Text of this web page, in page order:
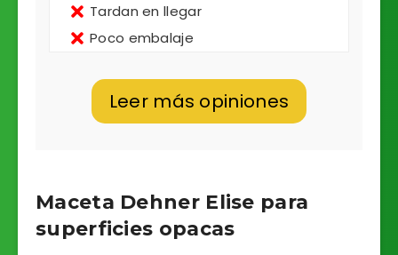
Tardan en llegar
Poco embalaje
Leer más opiniones
Maceta Dehner Elise para
superficies opacas